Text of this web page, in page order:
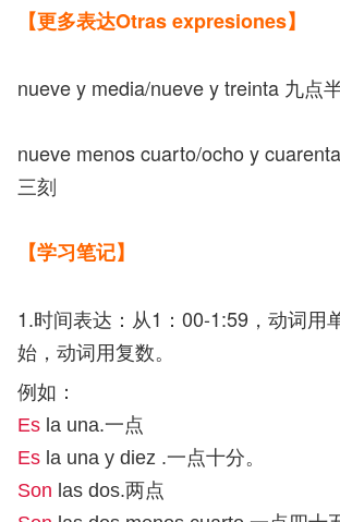
【更多表达Otras expresiones】
nueve y media/nueve y treinta 九点
nueve menos cuarto/ocho y
三刻
【学习笔记】
1.时间表达：从1：00-1:59，动词用
始，动词用复数。
例如：
Es la una.一点
Es la una y diez .一点十分。
Son las dos.两点